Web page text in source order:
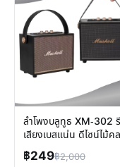
ลำโพงบลูทูธ XM-302
เสียงเบสแน่น ดีไซน์ไม้ค
พกพาสะดวก
฿249฿2,000